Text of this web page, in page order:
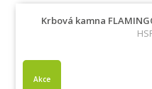
Krbová kamna
Akce